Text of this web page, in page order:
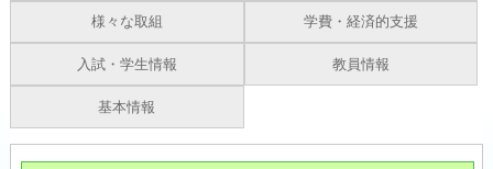
様々な取組 学費・経済的支援
入試・学生情報 教員情報
基本情報